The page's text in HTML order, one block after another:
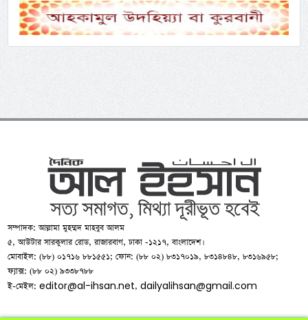
সম্পাদক: আল্লামা মুহম্মদ মাহবুব আলম
৫, আউটার সারকুলার রোড, রাজারবাগ, ঢাকা -১২১৭, বাংলাদেশ।
মোবাইল: (৮৮) ০১৭১৬ ৮৮১৫৫১; ফোন: (৮৮ ০২) ৮৩১৭০১৯, ৮৩১৪৮৪৮, ৮৩১৬৯৫৮;
ফ্যাক্স: (৮৮ ০২) ৯৩৩৮৭৮৮
ই-মেইল:editor@al-ihsan.net,dailyalihsan@gmail.com